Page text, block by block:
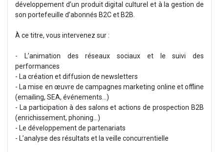
développement d’un produit digital culturel et à la gestion de
son portefeuille d’abonnés B2C et B2B.
À ce titre, vous intervenez sur :
- L’animation des réseaux sociaux et le suivi des
performances
- La création et diffusion de newsletters
- La mise en œuvre de campagnes marketing online et offline
(emailing, SEA, événements…)
- La participation à des salons et actions de prospection B2B
(enrichissement, phoning...)
- Le développement de partenariats
- L’analyse des résultats et la veille concurrentielle